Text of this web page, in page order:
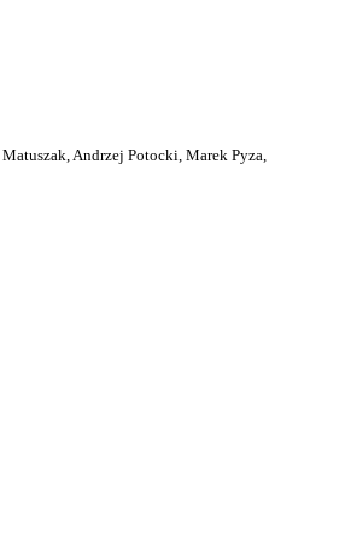
Andrzej Potocki, Marek Pyza,